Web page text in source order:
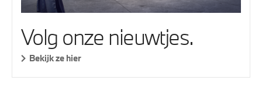
Volg onze nieuwtjes.
Bekijk ze hier